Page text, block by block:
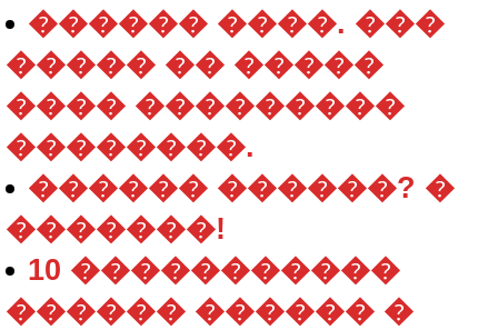
������ ����. ���
����� �� �����
���� ���������
��������.
������ ������? �
�������!
10 �����������
������ ������ �